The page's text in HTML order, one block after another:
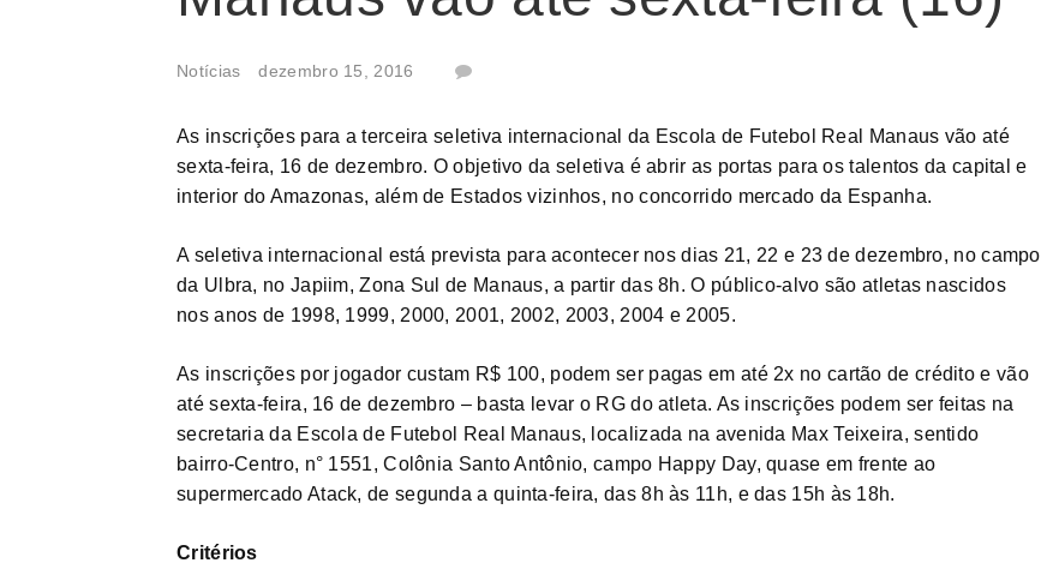
Notícias dezembro 15, 2016
As inscrições para a terceira seletiva internacional da Escola de Futebol Real Manaus vão até
sexta-feira, 16 de dezembro. O objetivo da seletiva é abrir as portas para os talentos da capital e
interior do Amazonas, além de Estados vizinhos, no concorrido mercado da Espanha.
A seletiva internacional está prevista para acontecer nos dias 21, 22 e 23 de dezembro, no campo
da Ulbra, no Japiim, Zona Sul de Manaus, a partir das 8h. O público-alvo são atletas nascidos
nos anos de 1998, 1999, 2000, 2001, 2002, 2003, 2004 e 2005.
As inscrições por jogador custam R$ 100, podem ser pagas em até 2x no cartão de crédito e vão
até sexta-feira, 16 de dezembro – basta levar o RG do atleta. As inscrições podem ser feitas na
secretaria da Escola de Futebol Real Manaus, localizada na avenida Max Teixeira, sentido
bairro-Centro, n° 1551, Colônia Santo Antônio, campo Happy Day, quase em frente ao
supermercado Atack, de segunda a quinta-feira, das 8h às 11h, e das 15h às 18h.
Critérios